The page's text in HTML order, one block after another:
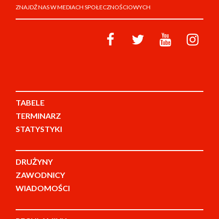
ZNAJDŹ NAS W MEDIACH SPOŁECZNOŚCIOWYCH
TABELE
TERMINARZ
STATYSTYKI
DRUŻYNY
ZAWODNICY
WIADOMOŚCI